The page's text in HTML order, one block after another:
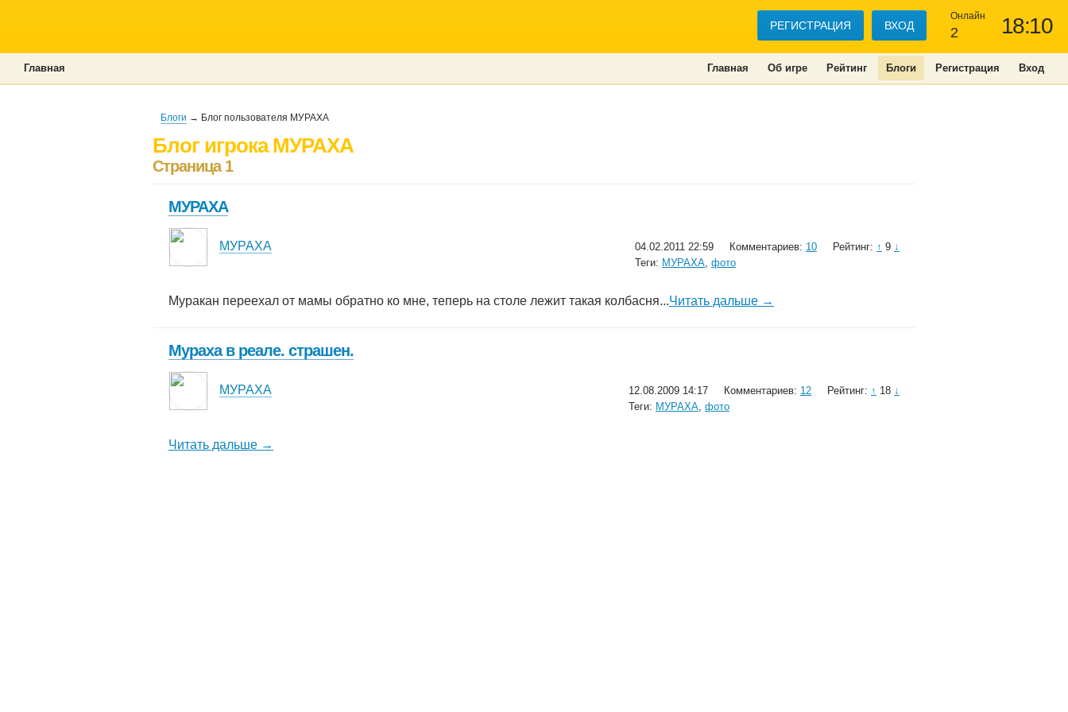
18:10
Онлайн
2
РЕГИСТРАЦИЯ ВХОД
Главная Об игре Рейтинг Блоги Регистрация Вход
Главная
Блоги → Блог пользователя МУРАХА
Блог игрока МУРАХА
Страница 1
МУРАХА
МУРАХА 04.02.2011 22:59 Комментариев: 10 Рейтинг: ↑ 9 ↓
Теги: МУРАХА, фото
Муракан переехал от мамы обратно ко мне, теперь на столе лежит такая колбасня...Читать дальше →
Мураха в реале. страшен.
МУРАХА 12.08.2009 14:17 Комментариев: 12 Рейтинг: ↑ 18 ↓
Теги: МУРАХА, фото
Читать дальше →